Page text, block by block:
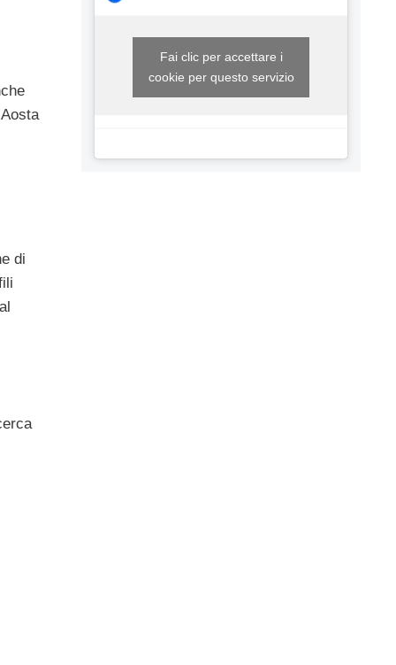
di
Fai clic per accettare i
cookie per questo servizio